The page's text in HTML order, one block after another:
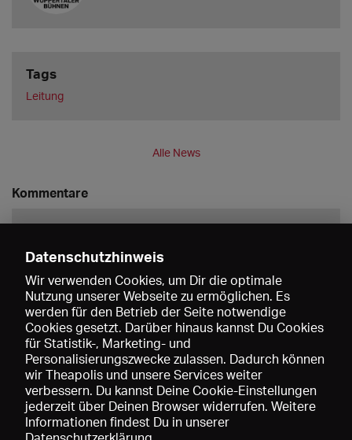
Tags
Leitung
Alle News
Kommentare
Speichern
Datenschutzhinweis
Wir verwenden Cookies, um Dir die optimale
Nutzung unserer Webseite zu ermöglichen. Es
werden für den Betrieb der Seite notwendige
Cookies gesetzt. Darüber hinaus kannst Du Cookies
für Statistik-, Marketing- und
Personalisierungszwecke zulassen. Dadurch können
wir Theapolis und unsere Services weiter
verbessern. Du kannst Deine Cookie-Einstellungen
jederzeit über Deinen Browser widerrufen. Weitere
Informationen findest Du in unserer